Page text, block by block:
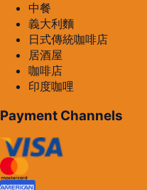
中餐
義大利麵
日式傳統咖啡店
居酒屋
咖啡店
印度咖哩
Payment Channels